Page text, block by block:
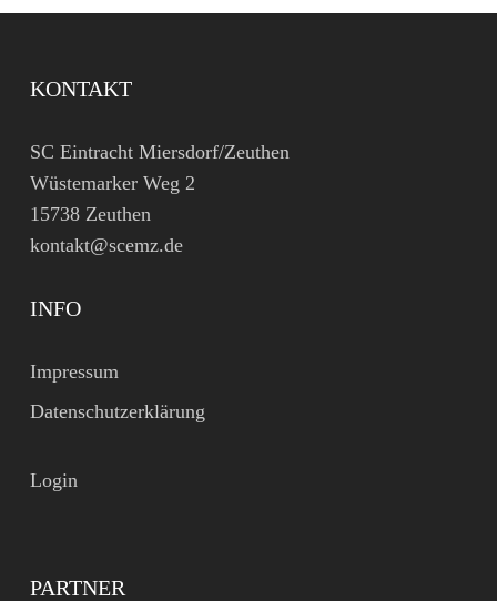
KONTAKT
SC Eintracht Miersdorf/Zeuthen
Wüstemarker Weg 2
15738 Zeuthen
kontakt@scemz.de
INFO
Impressum
Datenschutzerklärung
Login
PARTNER